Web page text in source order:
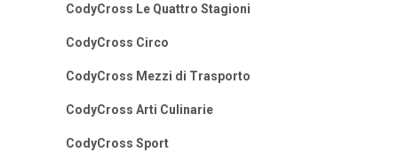
CodyCross Le Quattro Stagioni
CodyCross Circo
CodyCross Mezzi di Trasporto
CodyCross Arti Culinarie
CodyCross Sport